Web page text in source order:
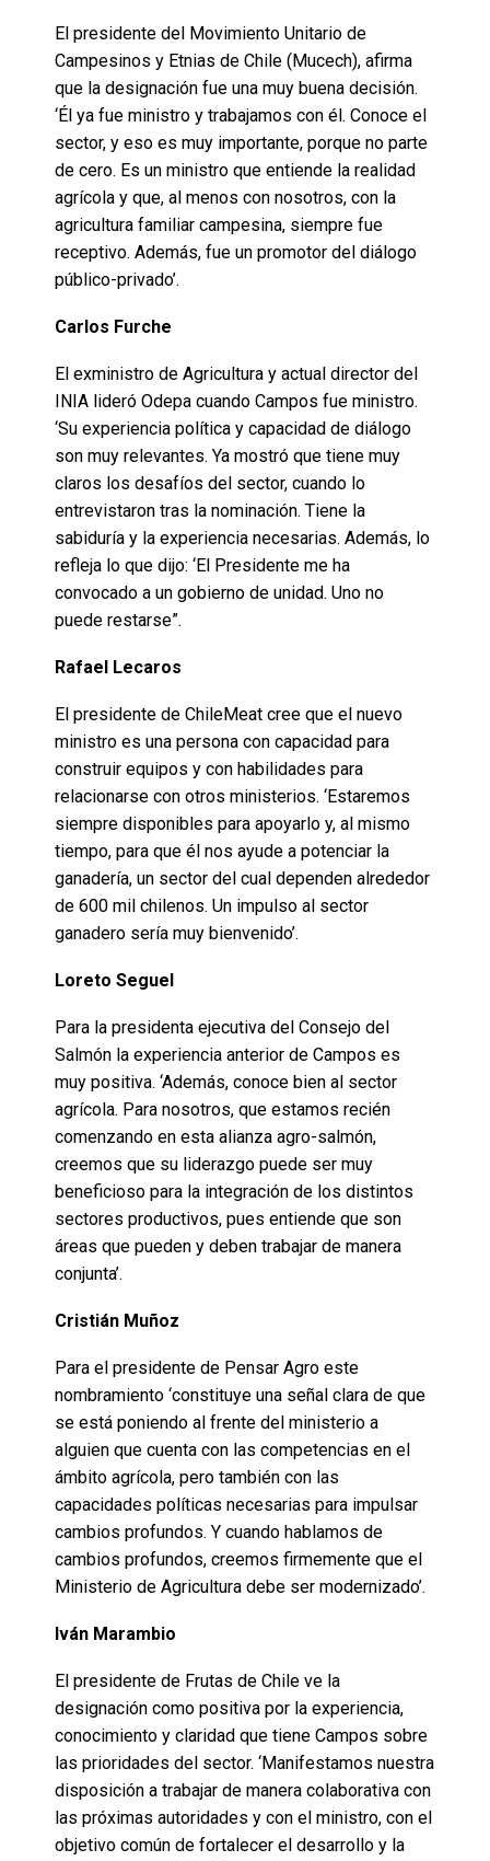
El presidente del Movimiento Unitario de
Campesinos y Etnias de Chile (Mucech), afirma
que la designación fue una muy buena decisión.
‘Él ya fue ministro y trabajamos con él. Conoce el
sector, y eso es muy importante, porque no parte
de cero. Es un ministro que entiende la realidad
agrícola y que, al menos con nosotros, con la
agricultura familiar campesina, siempre fue
receptivo. Además, fue un promotor del diálogo
público-privado’.
Carlos Furche
El exministro de Agricultura y actual director del
INIA lideró Odepa cuando Campos fue ministro.
‘Su experiencia política y capacidad de diálogo
son muy relevantes. Ya mostró que tiene muy
claros los desafíos del sector, cuando lo
entrevistaron tras la nominación. Tiene la
sabiduría y la experiencia necesarias. Además, lo
refleja lo que dijo: ‘El Presidente me ha
convocado a un gobierno de unidad. Uno no
puede restarse”.
Rafael Lecaros
El presidente de ChileMeat cree que el nuevo
ministro es una persona con capacidad para
construir equipos y con habilidades para
relacionarse con otros ministerios. ‘Estaremos
siempre disponibles para apoyarlo y, al mismo
tiempo, para que él nos ayude a potenciar la
ganadería, un sector del cual dependen alrededor
de 600 mil chilenos. Un impulso al sector
ganadero sería muy bienvenido’.
Loreto Seguel
Para la presidenta ejecutiva del Consejo del
Salmón la experiencia anterior de Campos es
muy positiva. ‘Además, conoce bien al sector
agrícola. Para nosotros, que estamos recién
comenzando en esta alianza agro-salmón,
creemos que su liderazgo puede ser muy
beneficioso para la integración de los distintos
sectores productivos, pues entiende que son
áreas que pueden y deben trabajar de manera
conjunta’.
Cristián Muñoz
Para el presidente de Pensar Agro este
nombramiento ‘constituye una señal clara de que
se está poniendo al frente del ministerio a
alguien que cuenta con las competencias en el
ámbito agrícola, pero también con las
capacidades políticas necesarias para impulsar
cambios profundos. Y cuando hablamos de
cambios profundos, creemos firmemente que el
Ministerio de Agricultura debe ser modernizado’.
Iván Marambio
El presidente de Frutas de Chile ve la
designación como positiva por la experiencia,
conocimiento y claridad que tiene Campos sobre
las prioridades del sector. ‘Manifestamos nuestra
disposición a trabajar de manera colaborativa con
las próximas autoridades y con el ministro, con el
objetivo común de fortalecer el desarrollo y la